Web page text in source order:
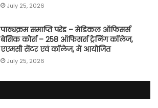
July 25, 2026
पाठ्यक्रम समाप्ति परेड – मेडिकल ऑफिसर्स
बेसिक कोर्स – 258 ऑफिसर्स ट्रेनिंग कॉलेज,
एएमसी सेंटर एवं कॉलेज, में आयोजित
July 25, 2026